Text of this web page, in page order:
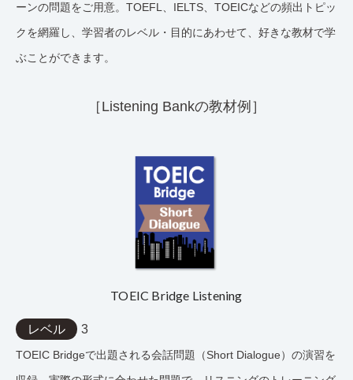
ーンの問題をご用意。TOEFL、IELTS、TOEICなどの頻出トピッ
クを網羅し、学習者のレベル・目的にあわせて、好きな教材で学
ぶことができます。
［Listening Bankの教材例］
TOEIC Bridge Listening
レベル 3
TOEIC Bridgeで出題される会話問題（Short Dialogue）の演習を